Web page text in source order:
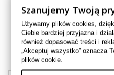
Szanujemy Twoją
Używamy plików cookies,
Ciebie bardziej przyjazna i
również dopasować treści i
„Akceptuj wszystko” oznacza
plików cookie.